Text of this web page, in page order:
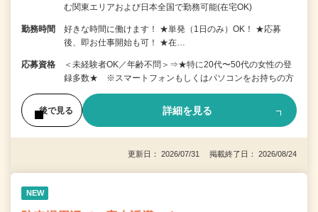
む関東エリアおよび日本全国で勤務可能(在宅OK)
勤務時間
好きな時間に働けます！ ★単発（1日のみ）OK！ ★応募
後、即お仕事開始も可！ ★在…
応募資格
＜未経験者OK／年齢不問＞⇒★特に20代〜50代の女性の登
録多数★ ※スマートフォンもしくはパソコンをお持ちの方
後で見る 詳細を見る
更新日： 2026/07/31 掲載終了日： 2026/08/24
NEW